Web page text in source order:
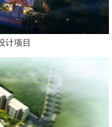
计项目